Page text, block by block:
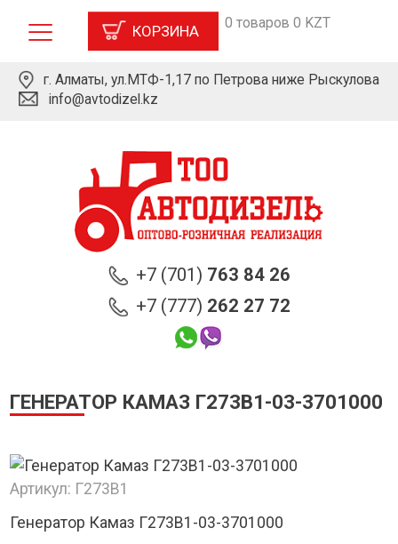
КОРЗИНА 0 товаров 0 KZT
г. Алматы, ул.МТФ-1,17 по Петрова ниже Рыскулова
info@avtodizel.kz
+7 (701) 763 84 26
+7 (777) 262 27 72
ГЕНЕРАТОР КАМАЗ Г273В1-03-3701000
Артикул: Г273В1
Генератор Камаз Г273В1-03-3701000